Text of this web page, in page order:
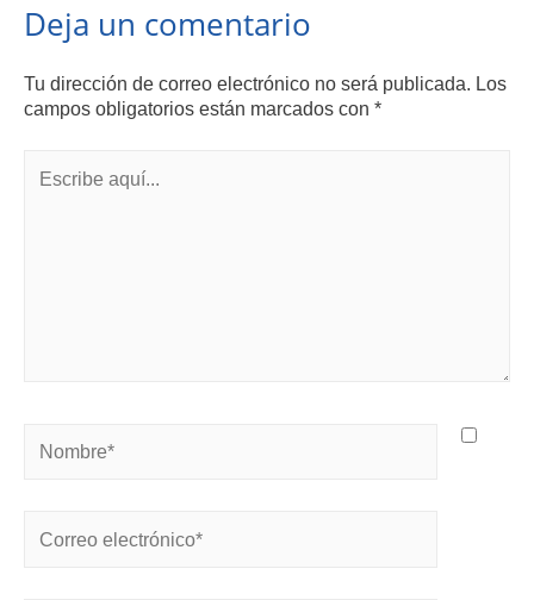
Deja un comentario
Tu dirección de correo electrónico no será publicada. Los
campos obligatorios están marcados con *